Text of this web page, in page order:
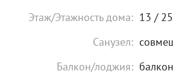
Этаж/Этажность дома: 13 / 25
Санузел:
Балкон/лоджия: балкон